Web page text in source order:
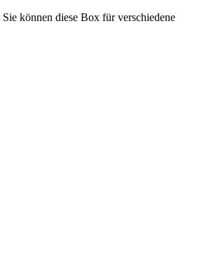
Sie können diese Box für verschiedene